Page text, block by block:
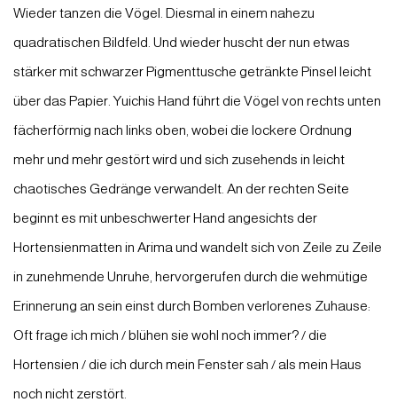
Wieder tanzen die Vögel. Diesmal in einem nahezu
quadratischen Bildfeld. Und wieder huscht der nun etwas
stärker mit schwarzer Pigmenttusche getränkte Pinsel leicht
über das Papier. Yuichis Hand führt die Vögel von rechts unten
fächerförmig nach links oben, wobei die lockere Ordnung
mehr und mehr gestört wird und sich zusehends in leicht
chaotisches Gedränge verwandelt. An der rechten Seite
beginnt es mit unbeschwerter Hand angesichts der
Hortensienmatten in Arima und wandelt sich von Zeile zu Zeile
in zunehmende Unruhe, hervorgerufen durch die wehmütige
Erinnerung an sein einst durch Bomben verlorenes Zuhause:
Oft frage ich mich / blühen sie wohl noch immer? / die
Hortensien / die ich durch mein Fenster sah / als mein Haus
noch nicht zerstört.